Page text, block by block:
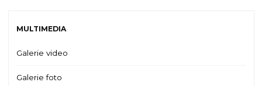
MULTIMEDIA
Galerie video
Galerie foto